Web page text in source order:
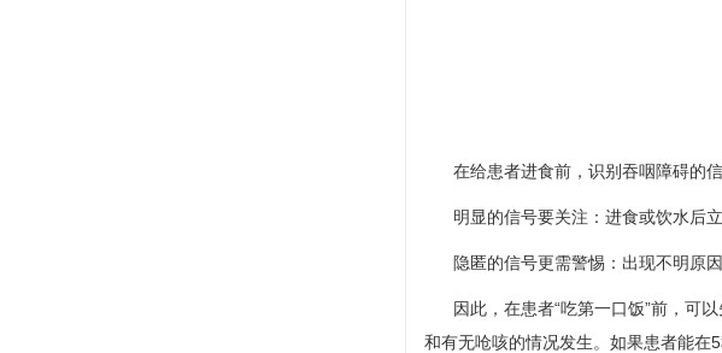
在给患者进食前，识别吞咽障碍的
明显的信号要关注：进食或饮水后
隐匿的信号更需警惕：出现不明原
因此，在患者“吃第一口饭”前，可
和有无呛咳的情况发生。如果患者能在